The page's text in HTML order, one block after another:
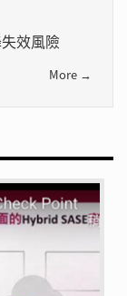
效風險
More →